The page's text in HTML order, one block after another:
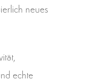
neues
echte